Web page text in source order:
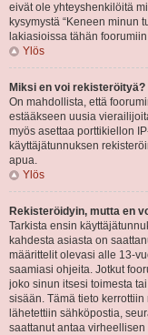
eivät ole yhteyshenkilöitä
kysymystä “Keneen minun
lakiasioissa tähän
Ylös
Miksi en voi rekisteröityä?
On mahdollista, että
estääkseen uusia
myös asettaa porttikiellon
käyttäjätunnuksen
apua.
Ylös
Rekisteröidyin, mutta en
Tarkista ensin
kahdesta asiasta on
määrittelit olevasi alle 13-
saamiasi ohjeita. Jotkut
joko sinun itsesi toimesta
sisään. Tämä tieto
lähetettiin sähköpostia,
saattanut antaa